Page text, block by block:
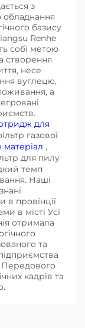
з
обладнання
базису
Renhe
собі метою
створення
несе
вуглецю,
а
для
газової
,
для пилу
темп
Наші
в провінції
в місті Усі
отримала
та
Передового
кадрів та